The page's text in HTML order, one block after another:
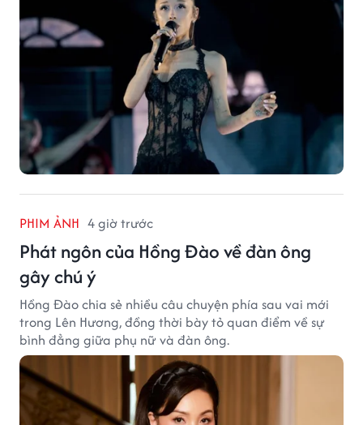
PHIM ẢNH 4 giờ trước
Phát ngôn của Hồng Đào về đàn ông
gây chú ý
Hồng Đào chia sẻ nhiều câu chuyện phía sau vai mới
trong Lên Hương, đồng thời bày tỏ quan điểm về sự
bình đẳng giữa phụ nữ và đàn ông.